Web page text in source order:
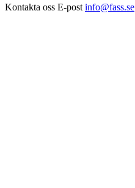
Kontakta oss E-post info@fass.se